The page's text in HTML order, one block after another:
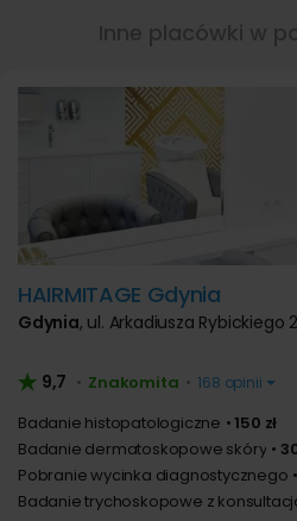
HAIRMITAGE Gdynia
Gdynia, ul. Arkadiusza Rybickiego
9,7 • Znakomita • 168 opinii
Badanie histopatologiczne
150 zł
Badanie dermatoskopowe skóry
Pobranie wycinka diagnostycznego
Badanie trychoskopowe z